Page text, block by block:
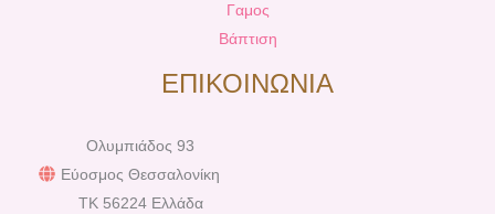
Γαμος
Βάπτιση
ΕΠΙΚΟΙΝΩΝΙΑ
Ολυμπιάδος 93
Εύοσμος Θεσσαλονίκη
TK 56224 Ελλάδα